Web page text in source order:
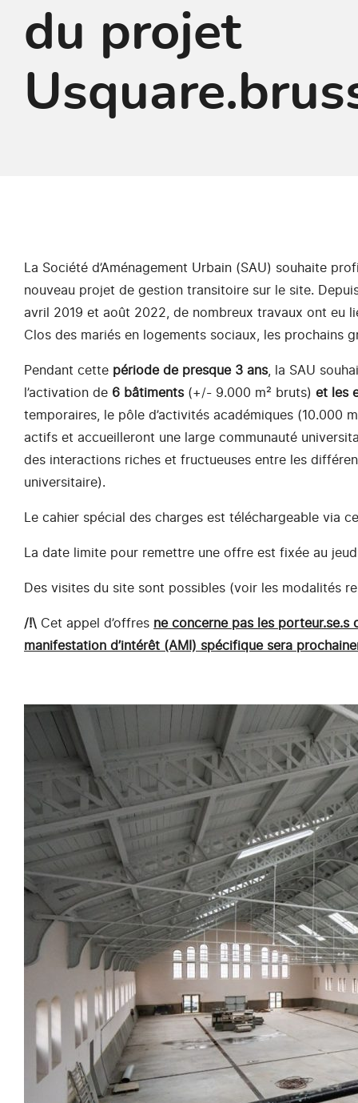
du projet
La Société d’Aménagement Urbain (SAU) souhaite
nouveau projet de gestion transitoire sur le site.
avril 2019 et août 2022, de nombreux travaux ont eu
Clos des mariés en logements sociaux, les prochains
Pendant cette période de presque 3 ans, la SAU
l’activation de 6 bâtiments(+/- 9.000 m² bruts) et les
temporaires, le pôle d’activités académiques (10.000
actifs et accueilleront une large communauté
des interactions riches et fructueuses entre les
universitaire).
Le cahier spécial des charges est téléchargeable via
La date limite pour remettre une offre est fixée au
Des visites du site sont possibles (voir les modalités
/!\ Cet appel d’offres ne concerne pas les porteur.se.s
manifestation d’intérêt (AMI) spécifique sera